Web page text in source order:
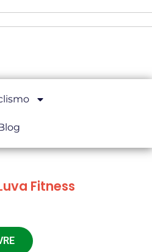
Fitness